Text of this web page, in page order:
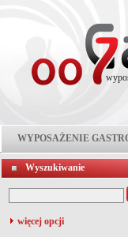
WYPOSAŻENIE
Wyszukiwanie
więcej opcji